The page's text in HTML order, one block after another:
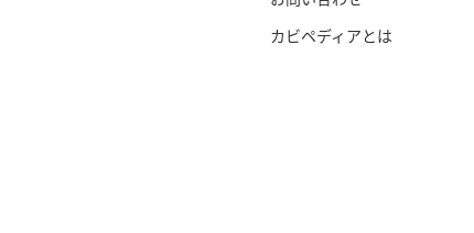
カビペディアとは